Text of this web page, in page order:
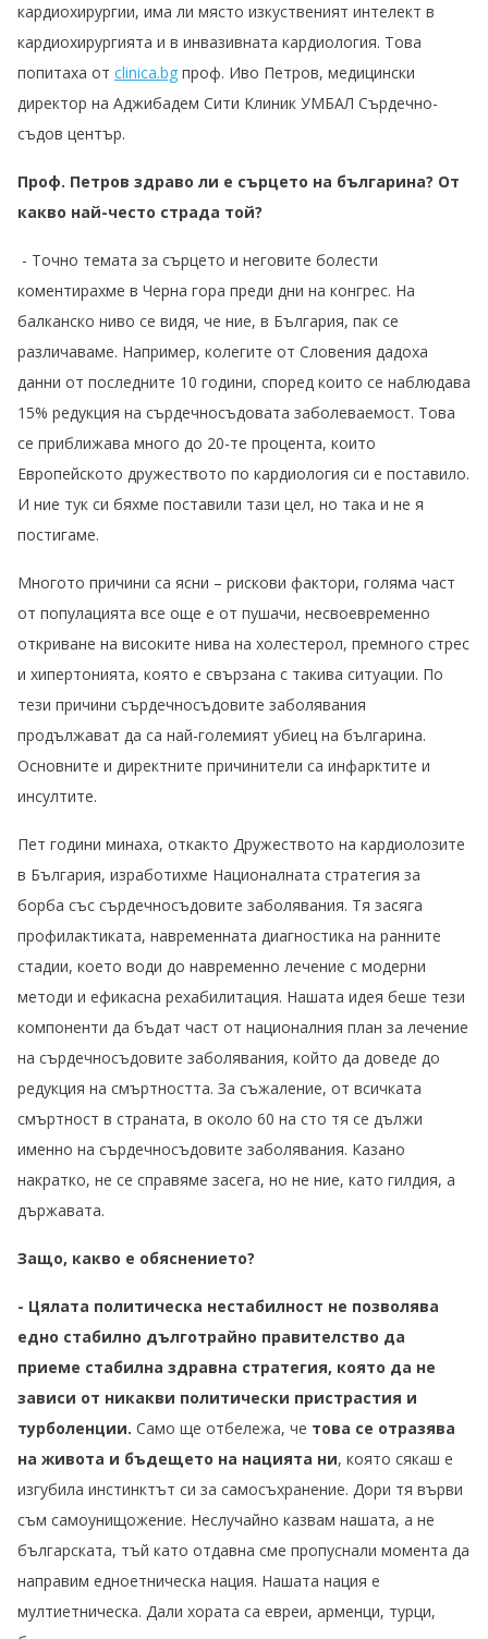
кардиохирургии, има ли място изкуственият интелект в
кардиохирургията и в инвазивната кардиология. Това
попитаха от clinica.bg проф. Иво Петров, медицински
директор на Аджибадем Сити Клиник УМБАЛ Сърдечно-
съдов център.
Проф. Петров здраво ли е сърцето на българина? От
какво най-често страда той?
- Точно темата за сърцето и неговите болести
коментирахме в Черна гора преди дни на конгрес. На
балканско ниво се видя, че ние, в България, пак се
различаваме. Например, колегите от Словения дадоха
данни от последните 10 години, според които се наблюдава
15% редукция на сърдечносъдовата заболеваемост. Това
се приближава много до 20-те процента, които
Европейското дружеството по кардиология си е поставило.
И ние тук си бяхме поставили тази цел, но така и не я
постигаме.
Многото причини са ясни – рискови фактори, голяма част
от популацията все още е от пушачи, несвоевременно
откриване на високите нива на холестерол, премного стрес
и хипертонията, която е свързана с такива ситуации. По
тези причини сърдечносъдовите заболявания
продължават да са най-големият убиец на българина.
Основните и директните причинители са инфарктите и
инсултите.
Пет години минаха, откакто Дружеството на кардиолозите
в България, изработихме Националната стратегия за
борба със сърдечносъдовите заболявания. Тя засяга
профилактиката, навременната диагностика на ранните
стадии, което води до навременно лечение с модерни
методи и ефикасна рехабилитация. Нашата идея беше тези
компоненти да бъдат част от националния план за лечение
на сърдечносъдовите заболявания, който да доведе до
редукция на смъртността. За съжаление, от всичката
смъртност в страната, в около 60 на сто тя се дължи
именно на сърдечносъдовите заболявания. Казано
накратко, не се справяме засега, но не ние, като гилдия, а
държавата.
Защо, какво е обяснението?
- Цялата политическа нестабилност не позволява
едно стабилно дълготрайно правителство да
приеме стабилна здравна стратегия, която да не
зависи от никакви политически пристрастия и
турболенции. Само ще отбележа, че това се отразява
на живота и бъдещето на нацията ни, която сякаш е
изгубила инстинктът си за самосъхранение. Дори тя върви
съм самоунищожение. Неслучайно казвам нашата, а не
българската, тъй като отдавна сме пропуснали момента да
направим едноетническа нация. Нашата нация е
мултиетническа. Дали хората са евреи, арменци, турци,